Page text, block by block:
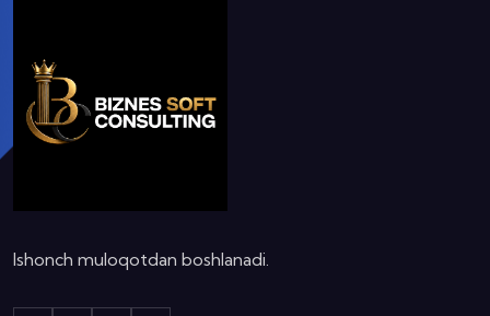
Ishonch muloqotdan boshlanadi.